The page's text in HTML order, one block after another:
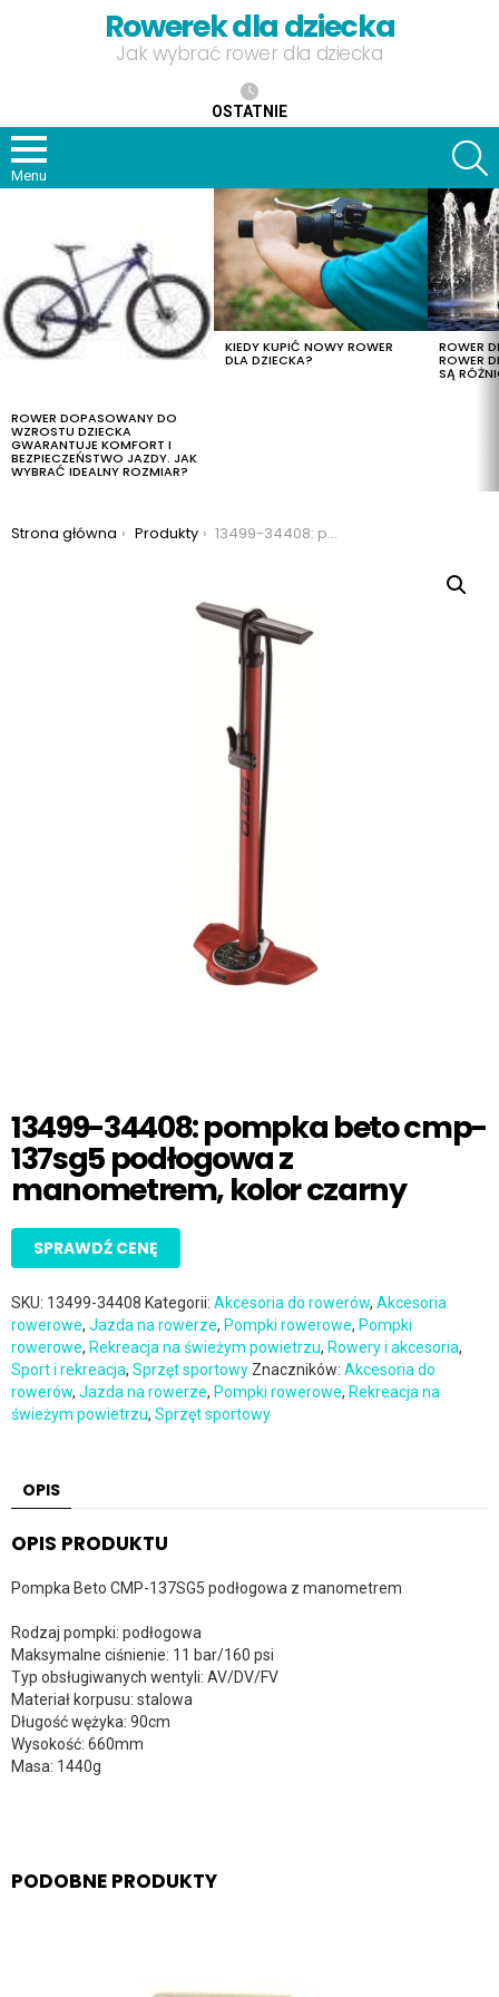
Rowerek dla dziecka
Jak wybrać rower dla dziecka
OSTATNIE
Menu
ROWER DOPASOWANY DO
WZROSTU DZIECKA
GWARANTUJE KOMFORT I
BEZPIECZEŃSTWO JAZDY. JAK
WYBRAĆ IDEALNY ROZMIAR?
KIEDY KUPIĆ NOWY ROWER
DLA DZIECKA?
ROWER
ROWER
SĄ
Jesteś tutaj:
Strona główna Produkty 13499-34408: pompka beto cmp-137sg5 podłogowa z manometrem, kolor czarny
13499-34408: pompka beto cmp-
137sg5 podłogowa z
manometrem, kolor czarny
SPRAWDŹ CENĘ
SKU: 13499-34408 Kategorii: Akcesoria do rowerów, Akcesoria
rowerowe, Jazda na rowerze, Pompki rowerowe, Pompki
rowerowe, Rekreacja na świeżym powietrzu, Rowery i akcesoria,
Sport i rekreacja, Sprzęt sportowy Znaczników: Akcesoria do
rowerów, Jazda na rowerze, Pompki rowerowe, Rekreacja na
świeżym powietrzu, Sprzęt sportowy
OPIS
OPIS PRODUKTU
Pompka Beto CMP-137SG5 podłogowa z manometrem
Rodzaj pompki: podłogowa
Maksymalne ciśnienie: 11 bar/160 psi
Typ obsługiwanych wentyli: AV/DV/FV
Materiał korpusu: stalowa
Długość wężyka: 90cm
Wysokość: 660mm
Masa: 1440g
PODOBNE PRODUKTY